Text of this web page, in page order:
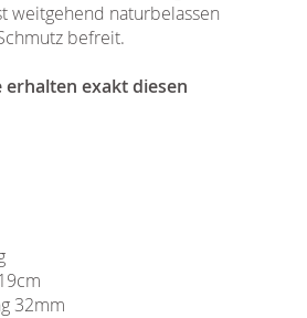
weitgehend naturbelassen
befreit.
erhalten exakt diesen
32mm